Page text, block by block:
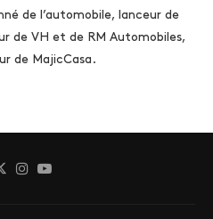
de l’automobile, lanceur de
de VH et de RM Automobiles,
de MajicCasa.